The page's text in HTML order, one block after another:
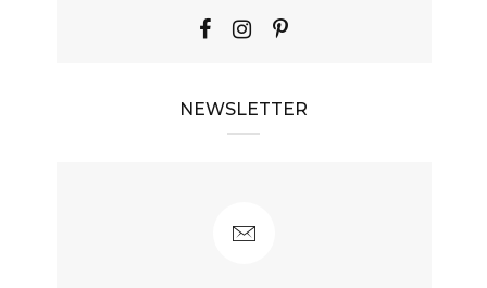
NEWSLETTER